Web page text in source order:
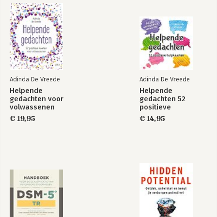
Adinda De Vreede
Helpende
gedachten voor
volwassenen
€ 19,95
Adinda De Vreede
Helpende
gedachten 52
positieve
hulpkaarten
€ 14,95